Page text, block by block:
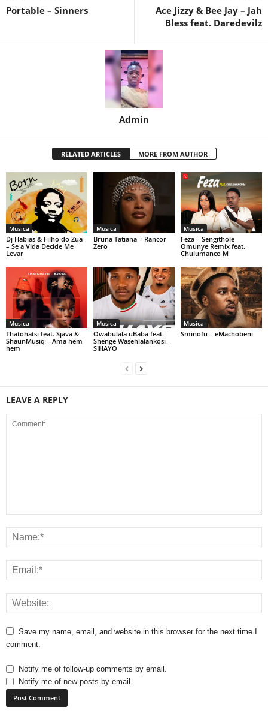
Portable – Sinners
Ace Jizzy & Bee Jay – Jah
Bless feat. Daredevilz
Admin
RELATED ARTICLES MORE FROM AUTHOR
Musica
Dj Habias & Filho do Zua
– Se a Vida Decide Me
Levar
Musica
Bruna Tatiana – Rancor
Zero
Musica
Feza – Sengithole
Omunye Remix feat.
Chulumanco M
Musica
Thatohatsi feat. Sjava &
ShaunMusiq – Ama hem
hem
Musica
Owabulala uBaba feat.
Shenge Wasehlalankosi –
SIHAYO
Musica
Sminofu – eMachobeni
LEAVE A REPLY
Save my name, email, and website in this browser for the next time I
comment.
Notify me of follow-up comments by email.
Notify me of new posts by email.